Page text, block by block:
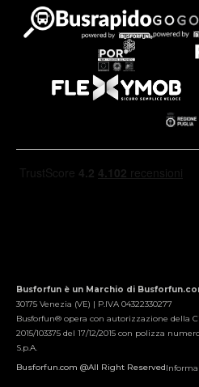
Busforfun è un Marchio di
30175 Venezia (VE) | P.IVA 04322330277
Busforfun® opera con autorizzazione della
2015/103375 del 17/12/2015 con polizza
S.p.A.
Busforfun.com @All Right Reserved